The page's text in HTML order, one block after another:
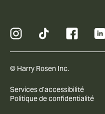
© Harry Rosen Inc.
Services d’accessibilité
Politique de confidentialité